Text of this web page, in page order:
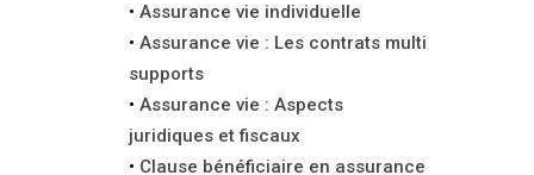
Assurance vie individuelle
Assurance vie : Les contrats multi
supports
Assurance vie : Aspects
juridiques et fiscaux
Clause bénéficiaire en assurance